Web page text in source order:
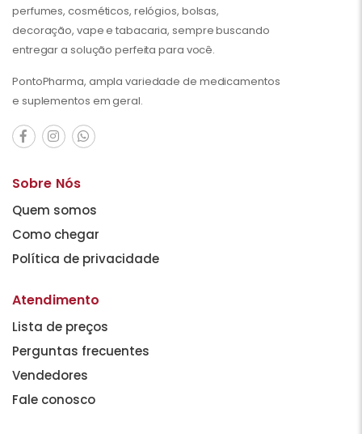
perfumes, cosméticos, relógios, bolsas,
decoração, vape e tabacaria, sempre buscando
entregar a solução perfeita para você.
PontoPharma, ampla variedade de medicamentos
e suplementos em geral.
Sobre Nós
Quem somos
Como chegar
Política de privacidade
Atendimento
Lista de preços
Perguntas frecuentes
Vendedores
Fale conosco